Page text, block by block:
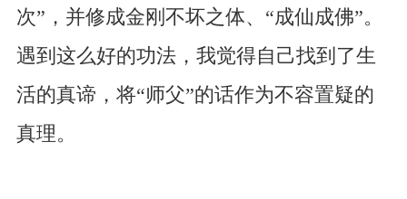
次”，并修成金刚不坏之体、“成仙成佛”。
遇到这么好的功法，我觉得自己找到了生
活的真谛，将“师父”的话作为不容置疑的
真理。